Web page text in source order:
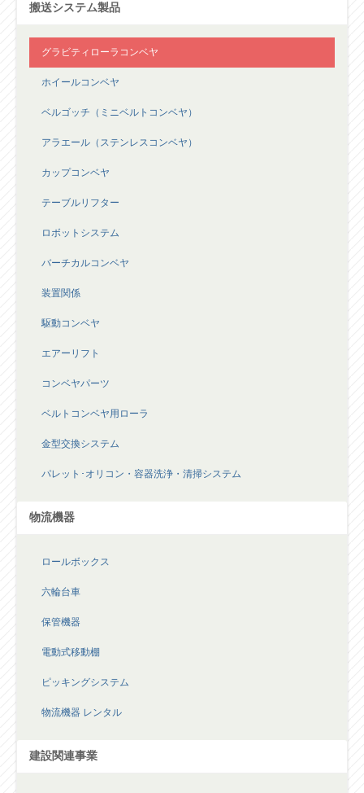
搬送システム製品
グラビティローラコンベヤ
ホイールコンベヤ
ベルゴッチ（ミニベルトコンベヤ）
アラエール（ステンレスコンベヤ）
カップコンベヤ
テーブルリフター
ロボットシステム
バーチカルコンベヤ
装置関係
駆動コンベヤ
エアーリフト
コンベヤパーツ
ベルトコンベヤ用ローラ
金型交換システム
パレット･オリコン・容器洗浄・清掃システム
物流機器
ロールボックス
六輪台車
保管機器
電動式移動棚
ピッキングシステム
物流機器 レンタル
建設関連事業